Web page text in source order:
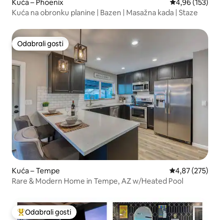
Kuća – Phoenix Prosječna
4,96 (153)
Kuća na obronku planine | Bazen | Masažna kada | Staze
Odabrali gosti
Odabrali gosti
Kuća – Tempe Prosječna
4,87 (275)
Rare & Modern Home in Tempe, AZ w/Heated Pool
Među najviše rangiranima s oznakom „Odabrali gosti”
Odabrali gosti